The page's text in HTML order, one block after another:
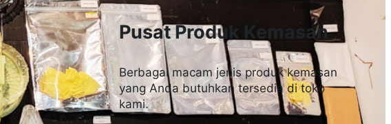
Pusat Produk Kemasan
Berbagai macam jenis produk kemasan
yang Anda butuhkan tersedia di toko
kami.